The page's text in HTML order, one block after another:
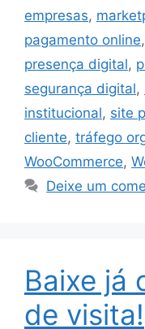
empresas,
pagamento online,
presença digital,
segurança digital,
institucional, site
cliente, tráfego
WooCommerce,
Deixe um
Baixe já
de visita!